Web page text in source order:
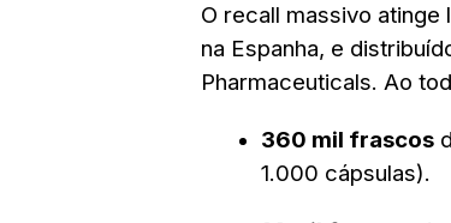
O recall massivo
na Espanha, e
Pharmaceuticals. Ao
360 mil frascos
1.000 cápsulas).